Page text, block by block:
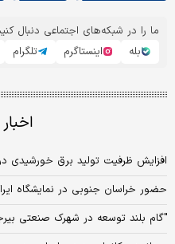
ما را در شبکه‌های اجتماعی دنبال
بله
اینستاگرم تلگرام
افزایش ظرفیت تولید برق خورشیدی
حضور خراسان جنوبی در نمایشگاه ایران
"گام بلند توسعه در شهرک صنعتی